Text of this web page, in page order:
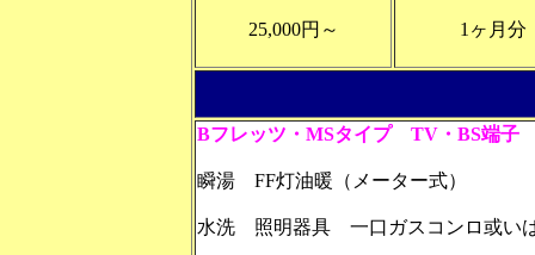
25,000円～ 1ヶ月分
Bフレッツ・MSタイプ TV・BS端子
瞬湯 FF灯油暖（メーター式）
水洗 照明器具 一口ガスコンロ或い